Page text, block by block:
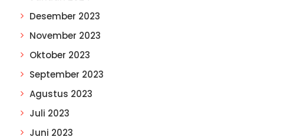
Desember 2023
November 2023
Oktober 2023
September 2023
Agustus 2023
Juli 2023
Juni 2023